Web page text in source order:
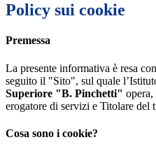
Policy sui cookie
Premessa
La presente informativa è resa
seguito il "Sito", sul quale
Superiore "B. Pinchetti"
erogatore di servizi e Titolare del
Cosa sono i cookie?